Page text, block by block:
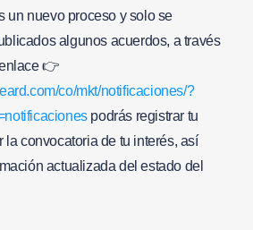
un nuevo proceso y solo se
algunos acuerdos, a través
👉
co/mkt/notificaciones/?
podrás registrar tu
la convocatoria de tu interés, así
actualizada del estado del